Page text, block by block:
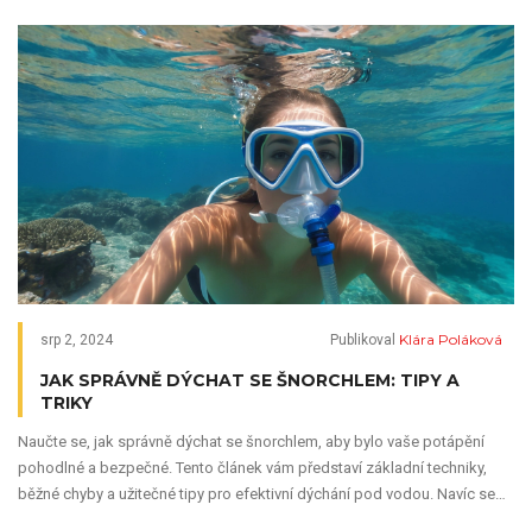
srp 2, 2024 Publikoval Klára Poláková
JAK SPRÁVNĚ DÝCHAT SE ŠNORCHLEM: TIPY A
TRIKY
Naučte se, jak správně dýchat se šnorchlem, aby bylo vaše potápění
pohodlné a bezpečné. Tento článek vám představí základní techniky,
běžné chyby a užitečné tipy pro efektivní dýchání pod vodou. Navíc se